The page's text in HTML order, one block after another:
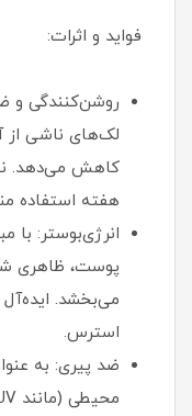
فواید و اثرات:
روشن‌کنندگی و
لک‌های ناشی از
کاهش می‌دهد.
هفته استفاده
انرژی‌بوستر: با
پوست، ظاهری
می‌بخشد.
استرس.
ضد پیری: به